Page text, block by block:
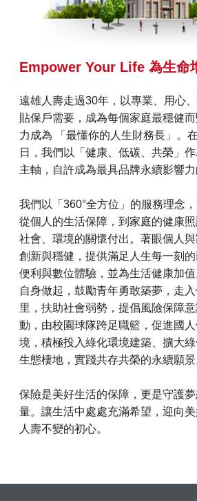
Empower Your Life 為生命
遠雄人壽走過30年，以專業、用心
貼保戶需要，成為每個家庭最穩健
力成為 「最懂你的人生財務長」。
日，我們以「健康、低碳、共榮」
主軸，自許成為最具品牌永續影響力
我們以「360°全方位」的服務理念
從個人的生活保障，到家庭的健康
社會、環境的關懷付出。著眼個人
創新與穩健，提供滿足人生每一刻
便利與數位體驗，並為生活健康加
自身做起，鼓勵青年勇敢築夢，走
里，扶助社會弱勢，提倡風險保障
動，由校園球隊跨足職籃，促進國
境，積極投入綠化環境建築、擴大
生態棲地，實踐共存共榮的永續願景
保險是美好生活的保障，更是守護
量。讓生活中處處充滿希望，迎向
人壽不變的初心。